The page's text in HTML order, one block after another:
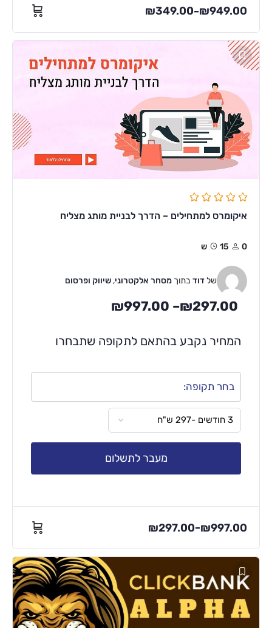
₪349.00–₪949.00
איקומרס למתחילים – הדרך לבניית מותג מצליח
0 15ש
שלדודבתוך מסחר אלקטרוני, שיווק ופרסום
₪297.00
–
₪997.00
המחיר נקבע בהתאם לתקופה שתבחרו
בחר תקופה:
מעבר לתשלום
₪297.00–₪997.00